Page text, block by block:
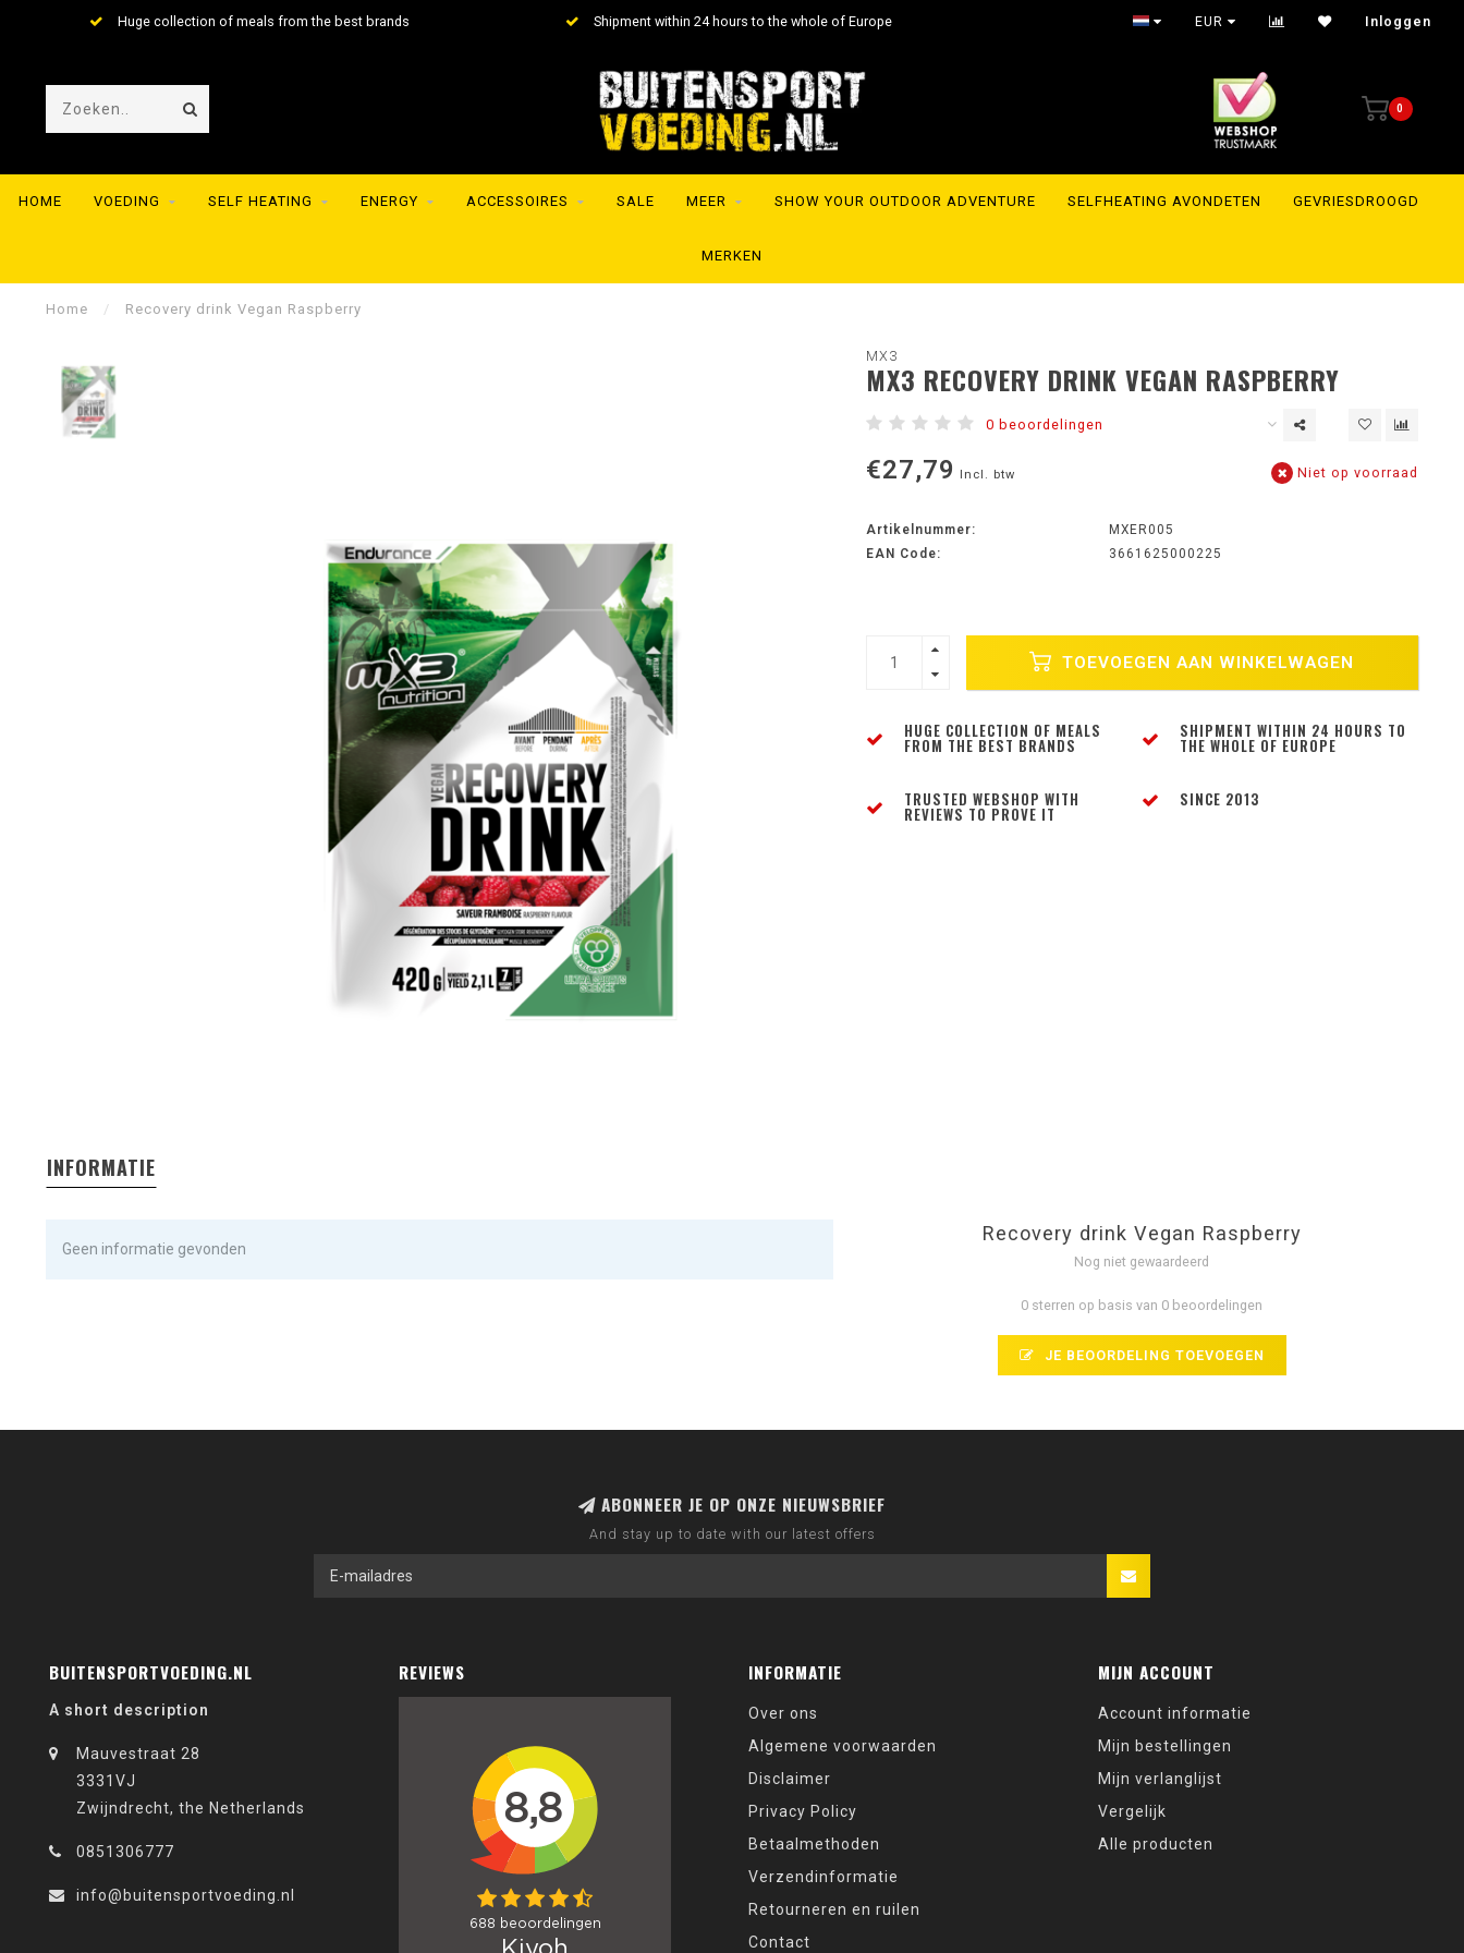
Huge collection of meals from the best brands Shipment within 24 hours to the whole of Europe EUR Inloggen
0
HOME VOEDING SELF HEATING ENERGY ACCESSOIRES SALE MEER SHOW YOUR OUTDOOR ADVENTURE SELFHEATING AVONDETEN GEVRIESDROOGD
MERKEN
Home / Recovery drink Vegan Raspberry
MX3
MX3 RECOVERY DRINK VEGAN RASPBERRY
0 beoordelingen
€27,79 Incl. btw Niet op voorraad
Artikelnummer:
MXER005
EAN Code:
3661625000225
TOEVOEGEN AAN WINKELWAGEN
HUGE COLLECTION OF MEALS
FROM THE BEST BRANDS
SHIPMENT WITHIN 24 HOURS TO
THE WHOLE OF EUROPE
TRUSTED WEBSHOP WITH
REVIEWS TO PROVE IT
SINCE 2013
INFORMATIE
Geen informatie gevonden
Recovery drink Vegan Raspberry
Nog niet gewaardeerd
0 sterren op basis van 0 beoordelingen
JE BEOORDELING TOEVOEGEN
ABONNEER JE OP ONZE NIEUWSBRIEF
And stay up to date with our latest offers
BUITENSPORTVOEDING.NL
A short description
Mauvestraat 28
3331VJ
Zwijndrecht, the Netherlands
0851306777
info@buitensportvoeding.nl
REVIEWS INFORMATIE
Over ons
Algemene voorwaarden
Disclaimer
Privacy Policy
Betaalmethoden
Verzendinformatie
Retourneren en ruilen
Contact
MIJN ACCOUNT
Account informatie
Mijn bestellingen
Mijn verlanglijst
Vergelijk
Alle producten